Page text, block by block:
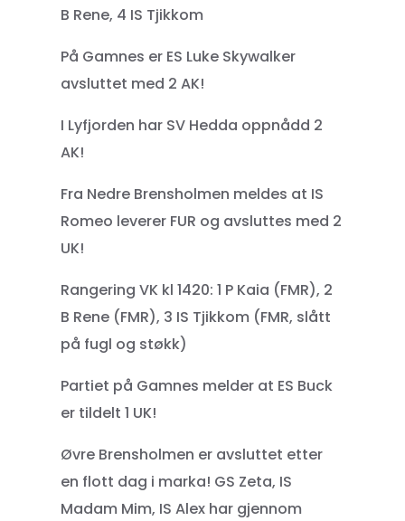
B Rene, 4 IS Tjikkom
På Gamnes er ES Luke Skywalker
avsluttet med 2 AK!
I Lyfjorden har SV Hedda oppnådd 2
AK!
Fra Nedre Brensholmen meldes at IS
Romeo leverer FUR og avsluttes med 2
UK!
Rangering VK kl 1420: 1 P Kaia (FMR), 2
B Rene (FMR), 3 IS Tjikkom (FMR, slått
på fugl og støkk)
Partiet på Gamnes melder at ES Buck
er tildelt 1 UK!
Øvre Brensholmen er avsluttet etter
en flott dag i marka! GS Zeta, IS
Madam Mim, IS Alex har gjennom